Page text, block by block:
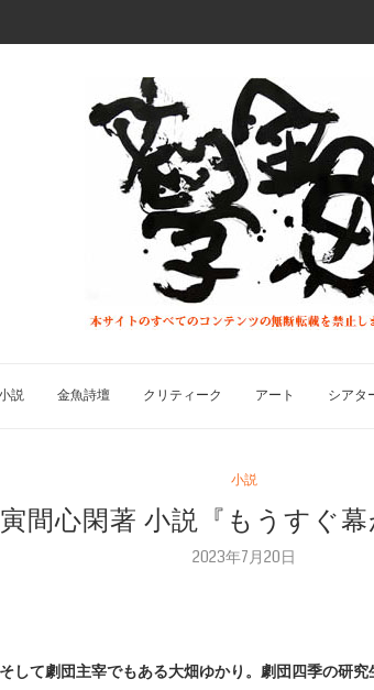
説 金魚詩壇 クリティーク アート シアタ
小説
間心閑著 小説『もうすぐ幕
2023年7月20日
して劇団主宰でもある大畑ゆかり。劇団四季の研究